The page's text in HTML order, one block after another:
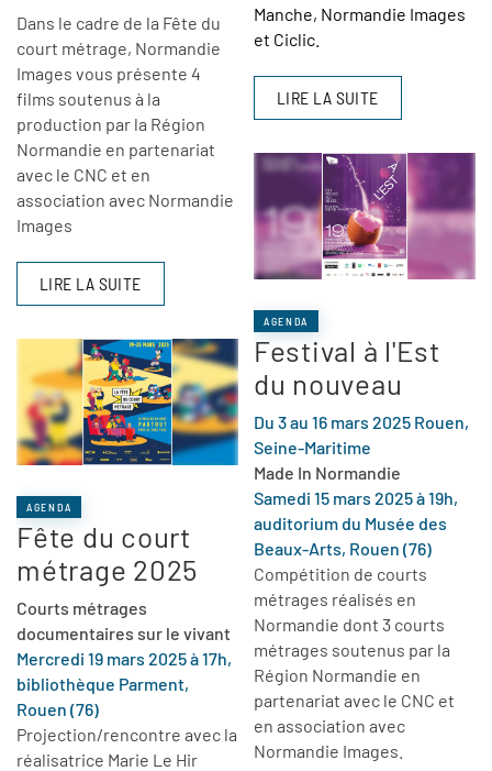
Dans le cadre de la Fête du
court métrage, Normandie
Images vous présente 4
films soutenus à la
production par la Région
Normandie en partenariat
avec le CNC et en
association avec Normandie
Images
LIRE LA SUITE
AGENDA
Fête du court
métrage 2025
Courts métrages
documentaires sur le vivant
Mercredi 19 mars 2025 à 17h,
bibliothèque Parment,
Rouen (76)
Projection/rencontre avec la
réalisatrice Marie Le Hir
Manche, Normandie Images
et Ciclic.
LIRE LA SUITE
AGENDA
Festival à l'Est
du nouveau
Du 3 au 16 mars 2025 Rouen,
Seine-Maritime
Made In Normandie
Samedi 15 mars 2025 à 19h,
auditorium du Musée des
Beaux-Arts, Rouen (76)
Compétition de courts
métrages réalisés en
Normandie dont 3 courts
métrages soutenus par la
Région Normandie en
partenariat avec le CNC et
en association avec
Normandie Images.